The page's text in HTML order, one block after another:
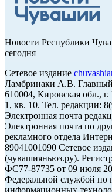
Новости Республики
сегодня
Сетевое издание
Ламбринаки А.В.
610004, Кировская обл.,
1, кв. 10. Тел. редакции:
Электронная почта
Электронная почта по
рекламного отдела
89041001090 Сетевое
(чувашияньюз.ру).
ФС77-87735 от 09 июля
Федеральной службой по
информационных